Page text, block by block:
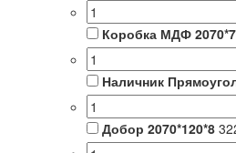
Коробка МДФ
Наличник
Добор 2070*120*8